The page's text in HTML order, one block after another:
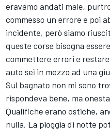
eravamo andati male,
commesso un errore e poi
incidente, però siamo
queste corse bisogna
commettere errori e
auto sei in mezzo ad una
Sul bagnato non mi sono
rispondeva bene, ma
Qualifiche erano ostiche,
nulla. La pioggia di notte